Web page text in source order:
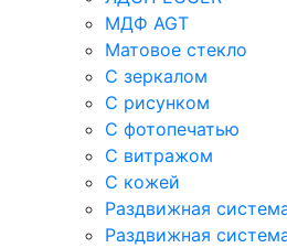
МДФ AGT
Матовое стекло
С зеркалом
С рисунком
С фотопечатью
С витражом
С кожей
Раздвижная
Раздвижная